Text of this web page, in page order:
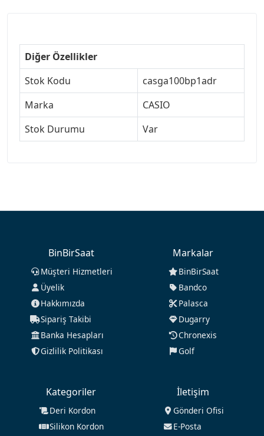
Diğer Özellikler
Stok Kodu
casga100bp1adr
Marka
CASIO
Stok Durumu
Var
BinBirSaat
Müşteri Hizmetleri
Üyelik
Hakkımızda
Sipariş Takibi
Banka Hesapları
Gizlilik Politikası
Markalar
BinBirSaat
Bandco
Palasca
Dugarry
Chronexis
Golf
Kategoriler
Deri Kordon
Silikon Kordon
İletişim
Gönderi Ofisi
E-Posta